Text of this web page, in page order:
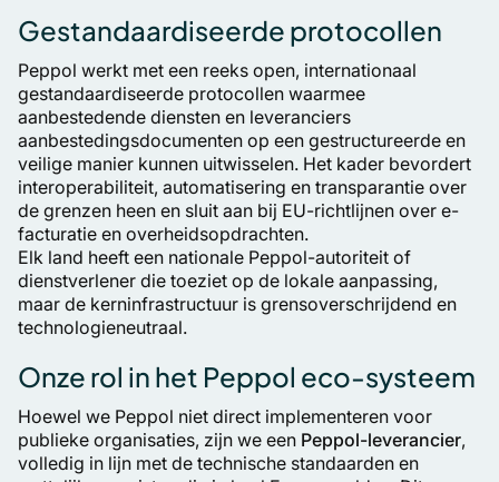
Gestandaardiseerde protocollen
Peppol werkt met een reeks open, internationaal
gestandaardiseerde protocollen waarmee
aanbestedende diensten en leveranciers
aanbestedingsdocumenten op een gestructureerde en
veilige manier kunnen uitwisselen. Het kader bevordert
interoperabiliteit, automatisering en transparantie over
de grenzen heen en sluit aan bij EU-richtlijnen over e-
facturatie en overheidsopdrachten.
Elk land heeft een nationale Peppol-autoriteit of
dienstverlener die toeziet op de lokale aanpassing,
maar de kerninfrastructuur is grensoverschrijdend en
technologieneutraal.
Onze rol in het Peppol eco-systeem
Hoewel we Peppol niet direct implementeren voor
publieke organisaties, zijn we een Peppol-leverancier,
volledig in lijn met de technische standaarden en